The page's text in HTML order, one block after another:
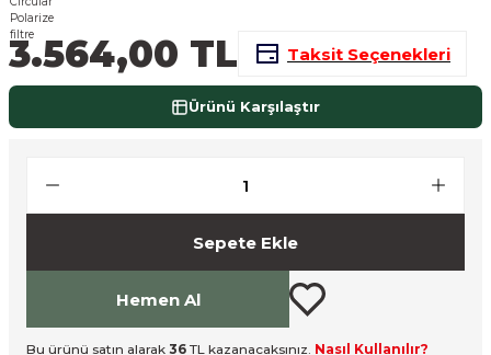
Cihazları
3.564,00 TL Taksit Seçenekleri
Ürünü Karşılaştır
Sepete Ekle
Hemen Al
Bu ürünü satın alarak 36 TL kazanacaksınız. Nasıl Kullanılır?